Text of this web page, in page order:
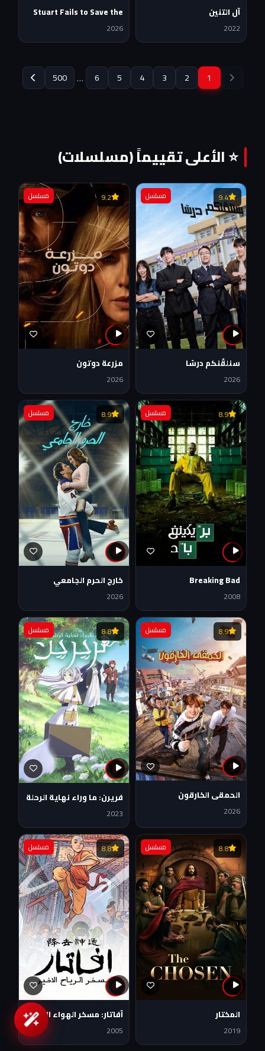
آل التنين
2022
Stuart Fails to Save the
Universe
2026
1
2
3
4
5
6
…
500
⭐ الأعلى تقييماً (مسلسلات)
9.4 مسلسل
1
سنلقّنكم درسًا
2026
9.2 مسلسل
2
مزرعة دوتون
2026
8.9 مسلسل
3
Breaking Bad
2008
8.9 مسلسل
4
خارج الحرم الجامعي
2026
8.9 مسلسل
5
الحمقى الخارقون
2026
8.8 مسلسل
6
فريرن: ما وراء نهاية الرحلة
2023
8.8 مسلسل
7
المختار
2019
8.8 مسلسل
8
آفاتار: مسخر الهواء الأخير
2005